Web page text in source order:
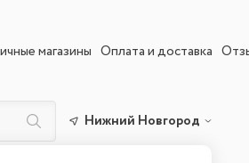
магазины Оплата и доставка
Нижний Новгород